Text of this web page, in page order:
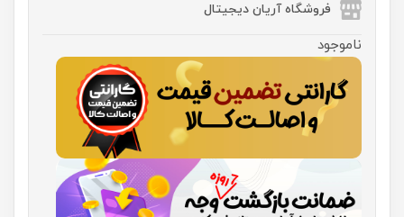
فروشگاه آریان دیجیتال
ناموجود